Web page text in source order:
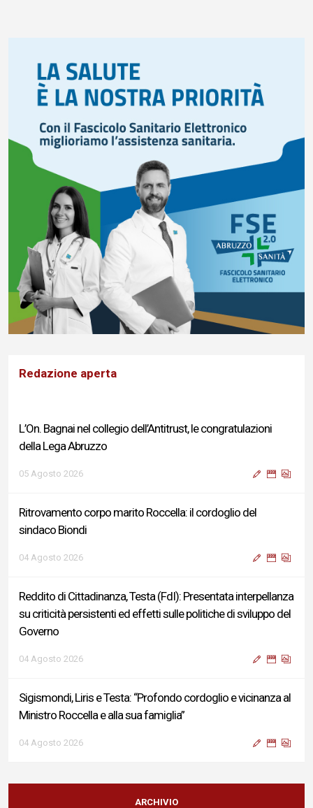
Redazione aperta
L’On. Bagnai nel collegio dell’Antitrust, le congratulazioni
della Lega Abruzzo
05 Agosto 2026
Ritrovamento corpo marito Roccella: il cordoglio del
sindaco Biondi
04 Agosto 2026
Reddito di Cittadinanza, Testa (FdI): Presentata interpellanza
su criticità persistenti ed effetti sulle politiche di sviluppo del
Governo
04 Agosto 2026
Sigismondi, Liris e Testa: “Profondo cordoglio e vicinanza al
Ministro Roccella e alla sua famiglia”
04 Agosto 2026
Terminal bus "Lorenzo Natali": modifiche temporanee alla
viabilità per il completamento dei lavori di riqualificazione
ARCHIVIO